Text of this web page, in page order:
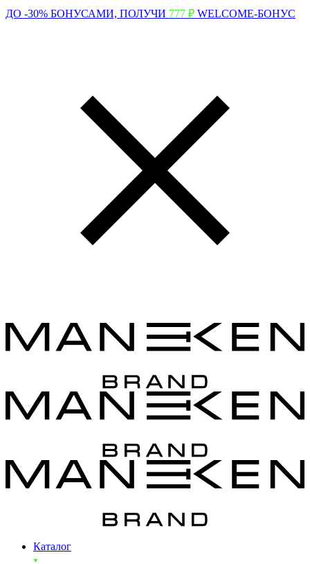
ДО -30% БОНУСАМИ, ПОЛУЧИ 777 ₽ WELCOME-БОНУС
Каталог